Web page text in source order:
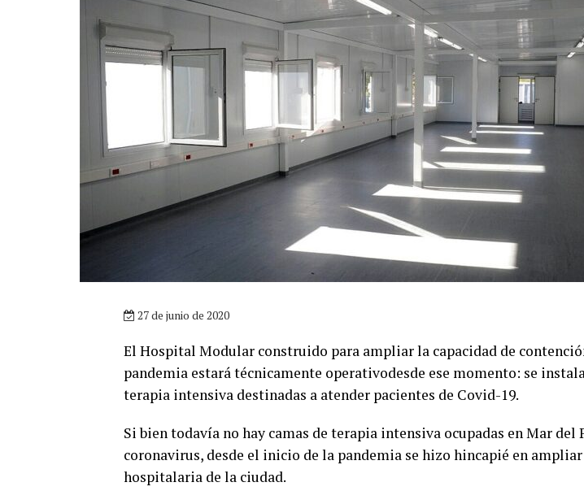
27 de junio de 2020
El Hospital Modular construido para ampliar la capacidad de
pandemia estará técnicamente operativodesde ese momento: se
terapia intensiva destinadas a atender pacientes de Covid-19.
Si bien todavía no hay camas de terapia intensiva ocupadas en Mar del
coronavirus, desde el inicio de la pandemia se hizo hincapié en
hospitalaria de la ciudad.